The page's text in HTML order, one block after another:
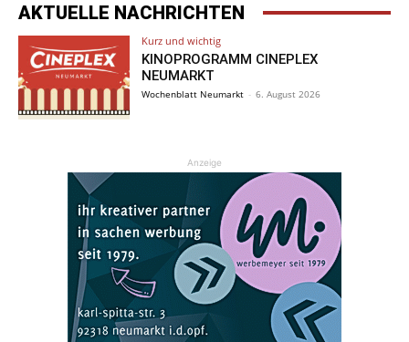
AKTUELLE NACHRICHTEN
Kurz und wichtig
KINOPROGRAMM CINEPLEX
NEUMARKT
Wochenblatt Neumarkt - 6. August 2026
Anzeige